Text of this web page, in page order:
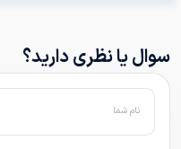
سوال یا نظری دارید؟
نام شما